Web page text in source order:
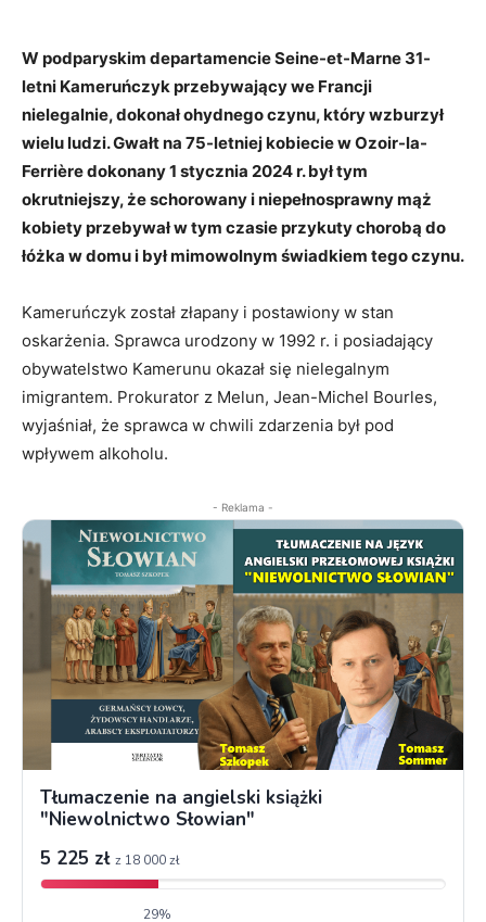
W podparyskim departamencie Seine-et-Marne 31-
letni Kameruńczyk przebywający we Francji
nielegalnie, dokonał ohydnego czynu, który wzburzył
wielu ludzi. Gwałt na 75-letniej kobiecie w Ozoir-la-
Ferrière dokonany 1 stycznia 2024 r. był tym
okrutniejszy, że schorowany i niepełnosprawny mąż
kobiety przebywał w tym czasie przykuty chorobą do
łóżka w domu i był mimowolnym świadkiem tego czynu.
Kameruńczyk został złapany i postawiony w stan
oskarżenia. Sprawca urodzony w 1992 r. i posiadający
obywatelstwo Kamerunu okazał się nielegalnym
imigrantem. Prokurator z Melun, Jean-Michel Bourles,
wyjaśniał, że sprawca w chwili zdarzenia był pod
wpływem alkoholu.
- Reklama -